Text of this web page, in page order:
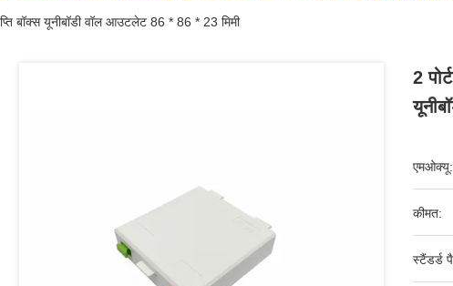
बॉक्स यूनीबॉडी वॉल आउटलेट 86 * 86 * 23 मिमी
2
एमओक्यू:
कीमत:
स्टैंडर्ड